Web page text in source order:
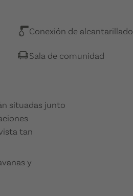
Conexión de alcantarillado
Sala de comunidad
situadas junto
tan
y